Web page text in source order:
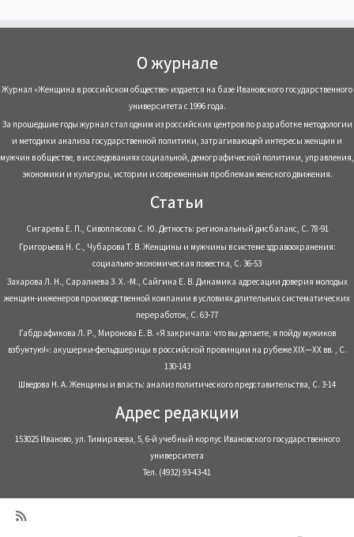
О журнале
Журнал «Женщина в российском обществе» издается на базе Ивановского государственного
университета с 1996 года.
За прошедшие годы журнал стал одним из российских центров по разработке методологии
и методики анализа государственной политики, затрагивающей интересы женщин и
мужчин в обществе, в исследованиях социальной, демографической политики, управления,
экономики и культуры, истории и современным проблемам женского движения.
Статьи
Сигарева Е. П., Сивоплясова С. Ю. Детность: региональный дисбаланс, С. 78-91
Григорьева Н. С., Чубарова Т. В. Женщины и мужчины в системе здравоохранения:
социально-экономическая повестка, С. 36-53
Захарова Л. Н., Саралиева З. Х. -М., Сайгина Е. В. Динамика адресации доверия молодых
женщин-инженеров производственной компании в условиях длительных систематических
переработок, С. 63-77
Габдрафикова Л. Р., Миронова Е. В. «Я закричала: что вы делаете, я пойду мужиков
взбунтую!»: акушерки-фельдшерицы в российской провинции на рубеже XIX—XX вв. , С.
130-143
Шведова Н. А. Женщины и власть: анализ политического представительства, С. 3-14
Адрес редакции
153025 Иваново, ул. Тимирязева, 5, 6-й учебный корпус Ивановского государственного
университета
Тел. (4932) 93-43-41